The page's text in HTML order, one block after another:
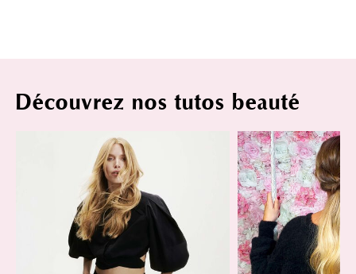
Découvrez nos tutos beauté